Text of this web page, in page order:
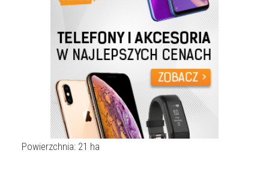
Powierzchnia: 21 ha